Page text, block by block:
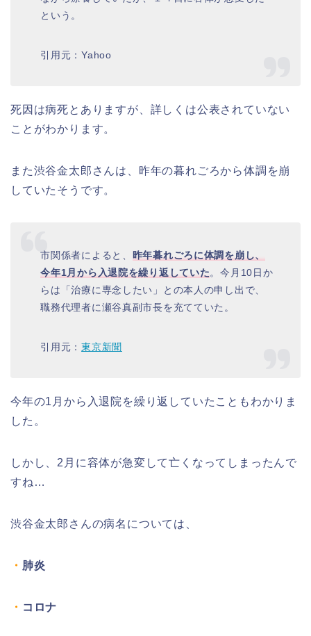
という。
引用元：Yahoo
死因は病死とありますが、詳しくは公表されていない
ことがわかります。
また渋谷金太郎さんは、昨年の暮れごろから体調を崩
していたそうです。
市関係者によると、
昨年暮れごろに体調を崩し、
今年1月から入退院を繰り返していた。今月10日か
らは「治療に専念したい」との本人の申し出で、
職務代理者に瀬谷真副市長を充てていた。
引用元：東京新聞
今年の1月から入退院を繰り返していたこともわかりま
した。
しかし、2月に容体が急変して亡くなってしまったんで
すね…
渋谷金太郎さんの病名については、
・ 肺炎
・ コロナ